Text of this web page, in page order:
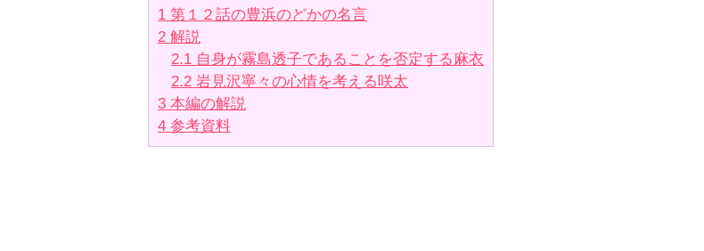
1 第１２話の豊浜のどかの名言
2 解説
2.1 自身が霧島透子であることを否定する麻衣
2.2 岩見沢寧々の心情を考える咲太
3 本編の解説
4 参考資料